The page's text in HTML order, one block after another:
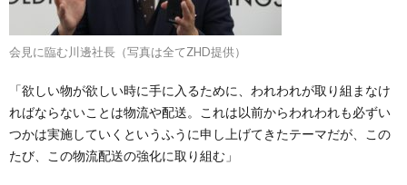
会見に臨む川邊社長（写真は全てZHD提供）
「欲しい物が欲しい時に手に入るために、われわれが取り組まなけ
ればならないことは物流や配送。これは以前からわれわれも必ずい
つかは実施していくというふうに申し上げてきたテーマだが、この
たび、この物流配送の強化に取り組む」